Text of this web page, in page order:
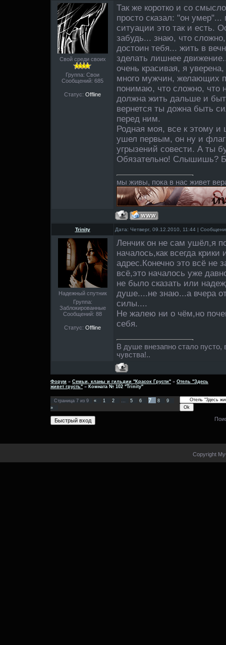
Свой среди своих
Группа: Свои
Сообщений: 685
Статус: Offline
Так же коротко и со
просто сказал: "он умер"...
ситуации это так и есть.
забудь... знаю, что
достоин тебя... жить в
зделать лишнее
очень красивая, я уверена,
много мужчин, желающих
понимаю, что сложно, что
должна жить дальше и
вернется ты дожна быть
перед ним.
Родная моя, все к этому и
ушел первым, он ну и
угрызений совести. А ты
Обязательно! Слышишь?
мы живы, пока в нас живет
Trinity Дата: Четверг, 09.12.2010, 11:44 |
Надежный спутник
Группа:
Заблокированные
Сообщений: 88
Статус: Offline
Ленчик он не сам ушёл,я
началось,как всегда
адрес.Конечно это всё не
всё,это началось уже
не было сказать или
душе....не знаю...а вчера
силы....
Не жалею ни о чём,но
себя.
В душе внезапно стало пусто,
чувства!..
Форум » Семьи, кланы и гильдии "Красок Грусти" » Отель "Здесь
живет грусть" » Комната № 102 "Trinity"
Страница 7 из 9 « 1 2 5 6 7 8
9
»
Copyright